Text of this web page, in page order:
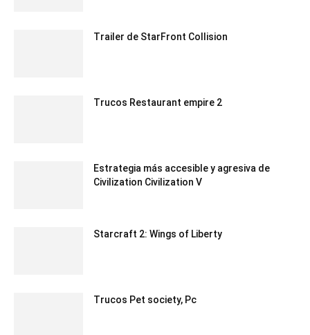
Trailer de StarFront Collision
Trucos Restaurant empire 2
Estrategia más accesible y agresiva de
Civilization Civilization V
Starcraft 2: Wings of Liberty
Trucos Pet society, Pc